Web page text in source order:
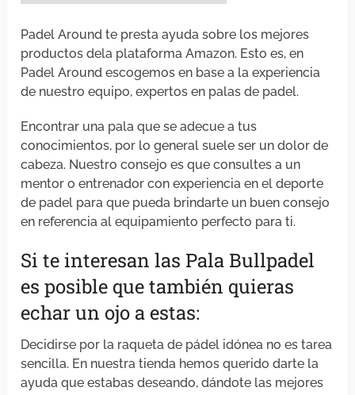
Padel Around te presta ayuda sobre los mejores
productos dela plataforma Amazon. Esto es, en
Padel Around escogemos en base a la experiencia
de nuestro equipo, expertos en palas de padel.
Encontrar una pala que se adecue a tus
conocimientos, por lo general suele ser un dolor de
cabeza. Nuestro consejo es que consultes a un
mentor o entrenador con experiencia en el deporte
de padel para que pueda brindarte un buen consejo
en referencia al equipamiento perfecto para ti.
Si te interesan las Pala Bullpadel
es posible que también quieras
echar un ojo a estas:
Decidirse por la raqueta de pádel idónea no es tarea
sencilla. En nuestra tienda hemos querido darte la
ayuda que estabas deseando, dándote las mejores